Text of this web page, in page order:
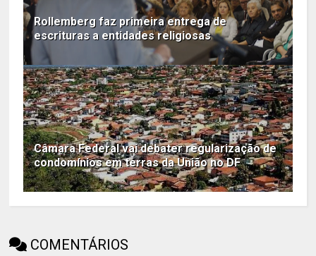
Rollemberg faz primeira entrega de
escrituras a entidades religiosas
Câmara Federal vai debater regularização de
condomínios em terras da União no DF
COMENTÁRIOS